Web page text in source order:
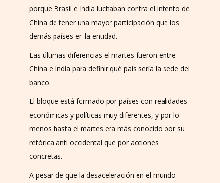
porque Brasil e India luchaban contra el intento de
China de tener una mayor participación que los
demás países en la entidad.
Las últimas diferencias el martes fueron entre
China e India para definir qué país sería la sede del
banco.
El bloque está formado por países con realidades
económicas y políticas muy diferentes, y por lo
menos hasta el martes era más conocido por su
retórica anti occidental que por acciones
concretas.
A pesar de que la desaceleración en el mundo